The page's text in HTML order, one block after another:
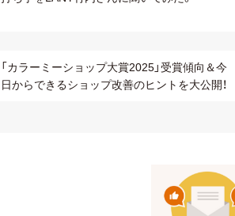
「カラーミーショップ大賞2025」受賞傾向＆今
日からできるショップ改善のヒントを大公開！